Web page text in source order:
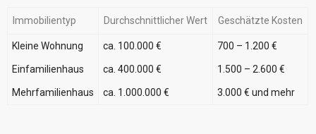
Immobilientyp Durchschnittlicher Wert Geschätzte Kosten
Kleine Wohnung ca. 100.000 € 700 – 1.200 €
Einfamilienhaus ca. 400.000 € 1.500 – 2.600 €
Mehrfamilienhaus ca. 1.000.000 € 3.000 € und mehr